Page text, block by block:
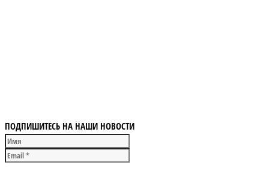
ПОДПИШИТЕСЬ НА НАШИ НОВОСТИ